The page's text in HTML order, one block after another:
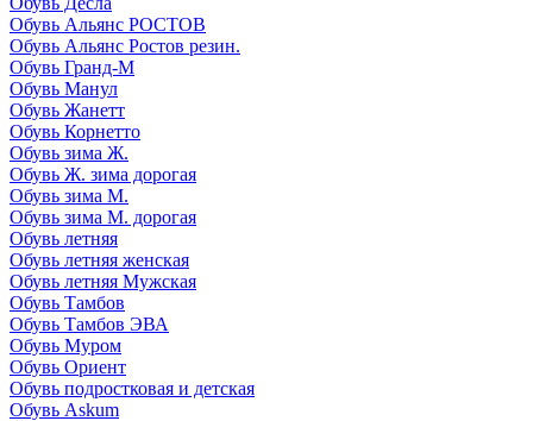
Обувь Альянс РОСТОВ
Обувь Альянс Ростов резин.
Обувь Гранд-М
Обувь Манул
Обувь Жанетт
Обувь Корнетто
Обувь зима Ж.
Обувь Ж. зима дорогая
Обувь зима М.
Обувь зима М. дорогая
Обувь летняя
Обувь летняя женская
Обувь летняя Мужская
Обувь Тамбов
Обувь Тамбов ЭВА
Обувь Муром
Обувь Ориент
Обувь подростковая и детская
Обувь Askum